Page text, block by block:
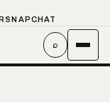
SNAPCHAT
⌕